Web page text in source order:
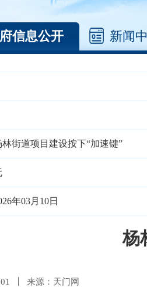
信息公开 新闻
林街道项目建设按下“加速键”
年03月10日
杨
来源：天门网